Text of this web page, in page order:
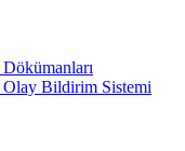
Bildirim Sistemi